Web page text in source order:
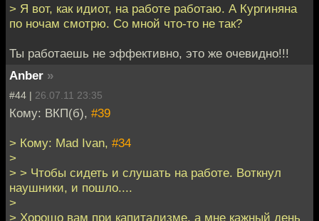
> Я вот, как идиот, на работе работаю. А Кургиняна
по ночам смотрю. Со мной что-то не так?
Ты работаешь не эффективно, это же очевидно!!!
Anber »
#44 | 26.07.11 23:35
Кому: ВКП(б), #39
> Кому: Mad Ivan, #34
>
> > Чтобы сидеть и слушать на работе. Воткнул
наушники, и пошло....
>
> Хорошо вам при капитализме, а мне кажный день